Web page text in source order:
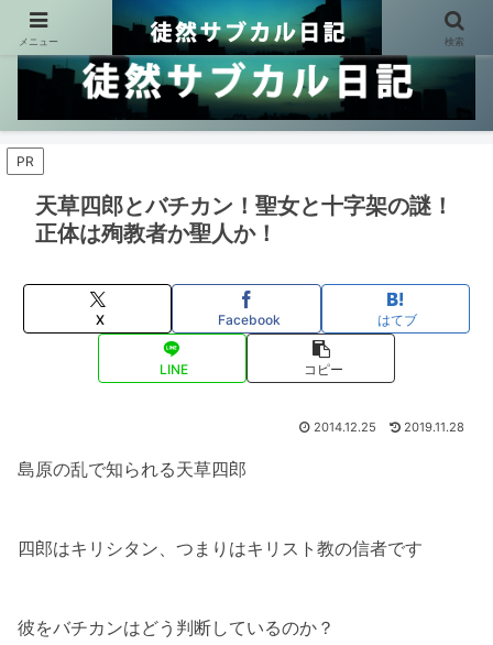
PR
天草四郎とバチカン！聖女と十字架の謎！
正体は殉教者か聖人か！
X Facebook はてブ
LINE コピー
2014.12.25 2019.11.28
島原の乱で知られる天草四郎
四郎はキリシタン、つまりはキリスト教の信者です
彼をバチカンはどう判断しているのか？
メニュー 検索